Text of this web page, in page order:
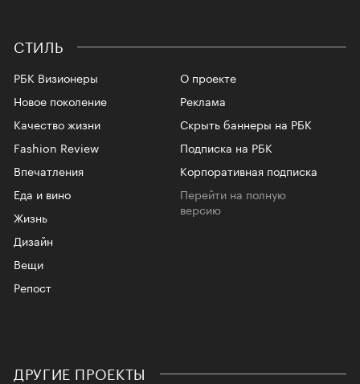
СТИЛЬ
РБК Визионеры
Новое поколение
Качество жизни
Fashion Review
Впечатления
Еда и вино
Жизнь
Дизайн
Вещи
Репост
О проекте
Реклама
Скрыть баннеры на РБК
Подписка на РБК
Корпоративная подписка
Перейти на полную
версию
ДРУГИЕ ПРОЕКТЫ